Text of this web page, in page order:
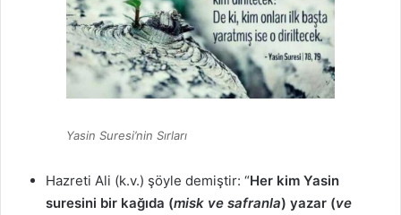
Yasin Suresi’nin Sırları
Hazreti Ali (k.v.) şöyle demiştir: “Her kim Yasin
suresini bir kağıda (misk ve safranla) yazar (ve